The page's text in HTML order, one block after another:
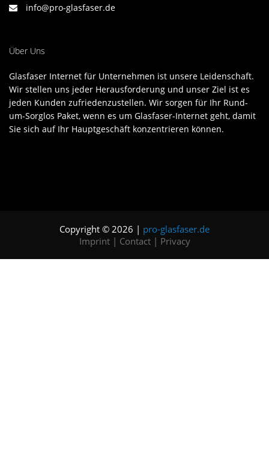
info@pro-glasfaser.de
Über Uns
Glasfaser Internet für Unternehmen ist unsere Leidenschaft.
Wir stellen uns jeder Herausforderung und unser Ziel ist es
jeden Kunden zufriedenzustellen. Wir sorgen für Ihr Rund-
um-Sorglos Paket, wenn es um Glasfaser-Internet geht, damit
Sie sich auf Ihr Hauptgeschäft konzentrieren können.
Copyright © 2026 | pro-glasfaser.de
Imprint| Contact| Privacy